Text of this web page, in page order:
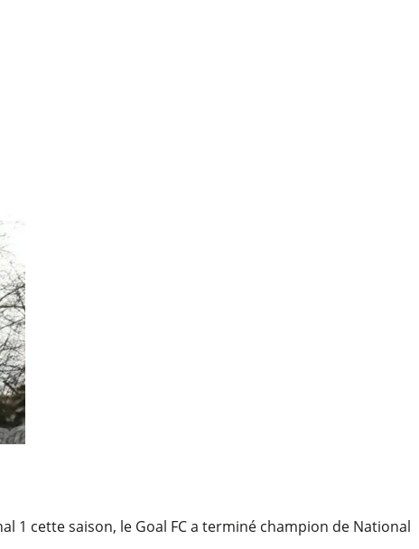
1 cette saison, le Goal FC a terminé champion de National